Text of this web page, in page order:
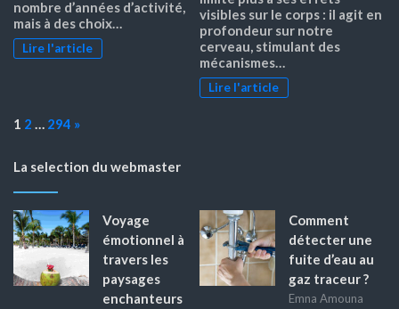
nombre d’années d’activité,
mais à des choix…
Lire l'article
visibles sur le corps : il agit en
profondeur sur notre
cerveau, stimulant des
mécanismes…
Lire l'article
Page:
1 2 … 294 Next
»
La selection du webmaster
Voyage
émotionnel à
travers les
paysages
enchanteurs
Comment
détecter une
fuite d’eau au
gaz traceur ?
Emna Amouna